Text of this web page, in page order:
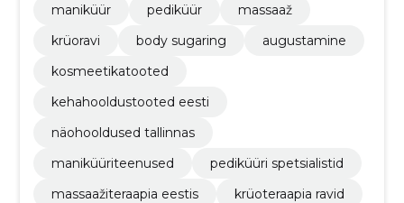
maniküür
pediküür
massaaž
krüoravi
body sugaring
augustamine
kosmeetikatooted
kehahooldustooted eesti
näohooldused tallinnas
maniküüriteenused
pediküüri spetsialistid
massaažiteraapia eestis
krüoteraapia ravid